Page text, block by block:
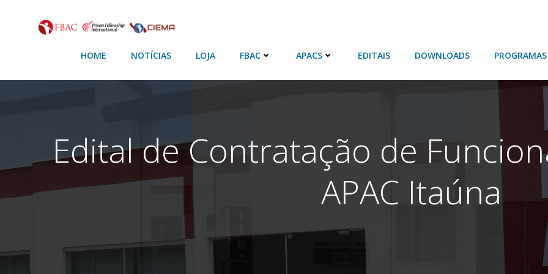
HOME NOTÍCIAS LOJA FBAC APACS EDITAIS DOWNLOADS PROGRAMAS
Edital de Contratação de
APAC Itaúna